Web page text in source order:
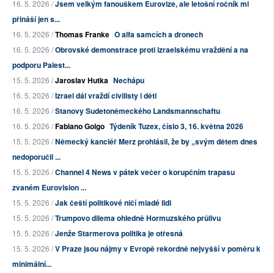
16. 5. 2026 /Jsem velkým fanouškem Eurovize, ale letošní ročník mi
přináší jen s...
16. 5. 2026 /Thomas Franke O alfa samcích a dronech
16. 5. 2026 /Obrovské demonstrace proti izraelskému vraždění a na
podporu Palest...
15. 5. 2026 /Jaroslav Hutka Nechápu
16. 5. 2026 /Izrael dál vraždí civilisty i děti
16. 5. 2026 /Stanovy Sudetoněmeckého Landsmannschaftu
16. 5. 2026 /Fabiano Golgo Týdeník Tuzex, číslo 3, 16. května 2026
15. 5. 2026 /Německý kancléř Merz prohlásil, že by „svým dětem dnes
nedoporučil ...
15. 5. 2026 /Channel 4 News v pátek večer o korupčním trapasu
zvaném Eurovision ...
15. 5. 2026 /Jak čeští politikové ničí mladé lidi
15. 5. 2026 /Trumpovo dilema ohledně Hormuzského průlivu
15. 5. 2026 /Jenže Starmerova politika je otřesná
15. 5. 2026 /V Praze jsou nájmy v Evropě rekordně nejvyšší v poměru k
minimální...